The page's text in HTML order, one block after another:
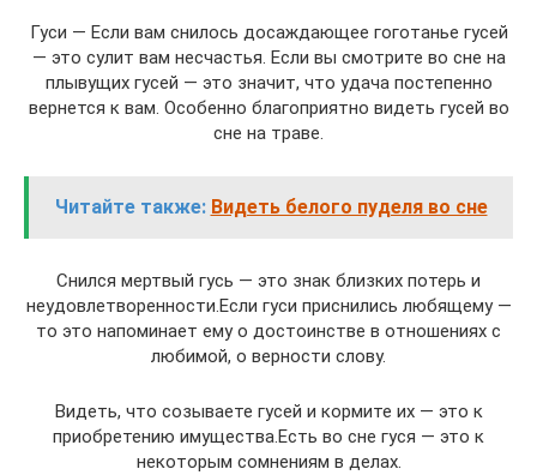
Гуси — Если вам снилось досаждающее гоготанье гусей
— это сулит вам несчастья. Если вы смотрите во сне на
плывущих гусей — это значит, что удача постепенно
вернется к вам. Особенно благоприятно видеть гусей во
сне на траве.
Читайте также: Видеть белого пуделя во сне
Снился мертвый гусь — это знак близких потерь и
неудовлетворенности.Если гуси приснились любящему —
то это напоминает ему о достоинстве в отношениях с
любимой, о верности слову.
Видеть, что созываете гусей и кормите их — это к
приобретению имущества.Есть во сне гуся — это к
некоторым сомнениям в делах.